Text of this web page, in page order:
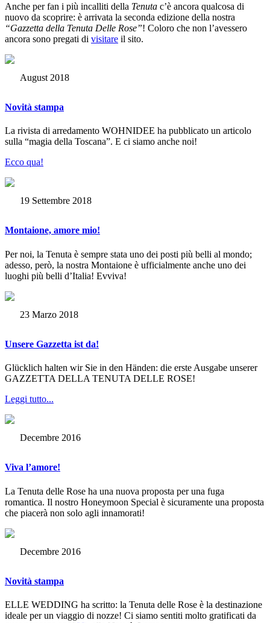
Anche per fan i più incalliti della Tenuta c’è ancora qualcosa di
nuovo da scoprire: è arrivata la seconda edizione della nostra
“Gazzetta della Tenuta Delle Rose”! Coloro che non l’avessero
ancora sono pregati di visitare il sito.
August 2018
Novità stampa
La rivista di arredamento WOHNIDEE ha pubblicato un articolo
sulla “magia della Toscana”. E ci siamo anche noi!
Ecco qua!
19 Settembre 2018
Montaione, amore mio!
Per noi, la Tenuta è sempre stata uno dei posti più belli al mondo;
adesso, però, la nostra Montaione è ufficialmente anche uno dei
luoghi più belli d’Italia! Evviva!
23 Marzo 2018
Unsere Gazzetta ist da!
Glücklich halten wir Sie in den Händen: die erste Ausgabe unserer
GAZZETTA DELLA TENUTA DELLE ROSE!
Leggi tutto...
Decembre 2016
Viva l’amore!
La Tenuta delle Rose ha una nuova proposta per una fuga
romantica. Il nostro Honeymoon Special è sicuramente una proposta
che piacerà non solo agli innamorati!
Decembre 2016
Novità stampa
ELLE WEDDING ha scritto: la Tenuta delle Rose è la destinazione
ideale per un viaggio di nozze! Ci siamo sentiti molto gratificati da